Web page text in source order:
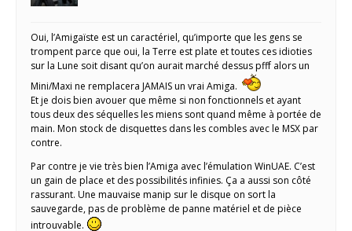
Oui, l’Amigaïste est un caractériel, qu’importe que les gens se
trompent parce que oui, la Terre est plate et toutes ces idioties
sur la Lune soit disant qu’on aurait marché dessus pfff alors un
Mini/Maxi ne remplacera JAMAIS un vrai Amiga.
Et je dois bien avouer que même si non fonctionnels et ayant
tous deux des séquelles les miens sont quand même à portée de
main. Mon stock de disquettes dans les combles avec le MSX par
contre.
Par contre je vie très bien l’Amiga avec l’émulation WinUAE. C’est
un gain de place et des possibilités infinies. Ça a aussi son côté
rassurant. Une mauvaise manip sur le disque on sort la
sauvegarde, pas de problème de panne matériel et de pièce
introuvable.